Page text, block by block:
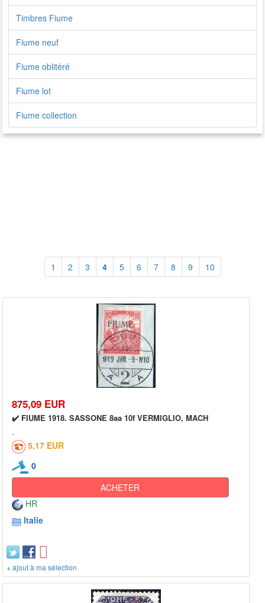
Timbres Fiume
Fiume neuf
Fiume oblitéré
Fiume lot
Fiume collection
1 2 3 4 5 6 7 8 9 10
875,09 EUR
✔️ FIUME 1918. SASSONE 8aa 10f VERMIGLIO, MACH
5,17 EUR
0
ACHETER
HR
Italie
+ ajout à ma sélection